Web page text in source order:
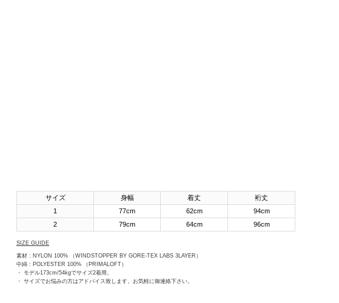
サイズ 身幅 着丈
裄丈
1
77cm 62cm
94cm
2
79cm 64cm 96cm
SIZE GUIDE
素材 : NYLON 100% （WINDSTOPPER BY GORE-TEX LABS 3LAYER）
中綿 : POLYESTER 100% （PRIMALOFT）
・ モデル173cm/54kgでサイズ2着用。
・ サイズでお悩みの方はアドバイス致します。お気軽に御連絡下さい。